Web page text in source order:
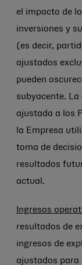
el impacto de
inversiones y
(es decir,
ajustados
pueden
subyacente. La
ajustada a los
la Empresa
toma de
resultados
actual.
Ingresos
resultados de
ingresos de
ajustados para